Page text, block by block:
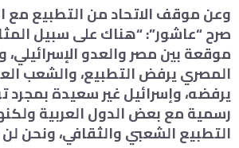
وعن موقف الاتحاد من التطبيع مع
صرح “عاشور”: “هناك على سبيل
موقعة بين مصر والعدو
المصري يرفض التطبيع، والشعب
يرفضه، وإسرائيل غير سعيدة بمجرد
رسمية مع بعض الدول العربية
التطبيع الشعبي والثقافي، ونحن لن